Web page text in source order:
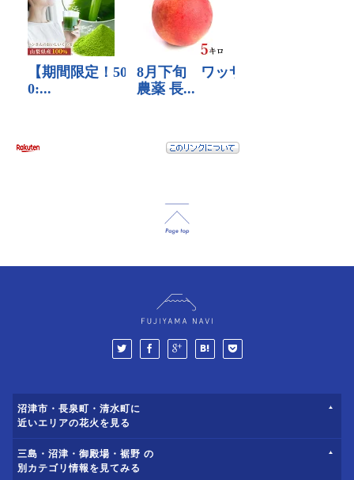
沼津市・長泉町・清水町に
近いエリアの花火を見る
三島・沼津・御殿場・裾野 の
別カテゴリ情報を見てみる